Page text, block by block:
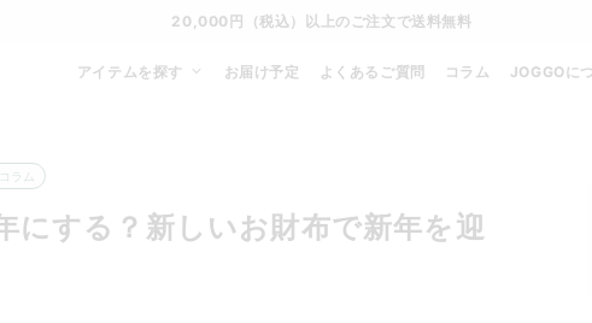
20,000円（税込）以上のご注文で送料無料
アイテムを探す お届け予定 よくあるご質問 コラム JOGGOに
ラム
する？新しいお財布で新年を迎